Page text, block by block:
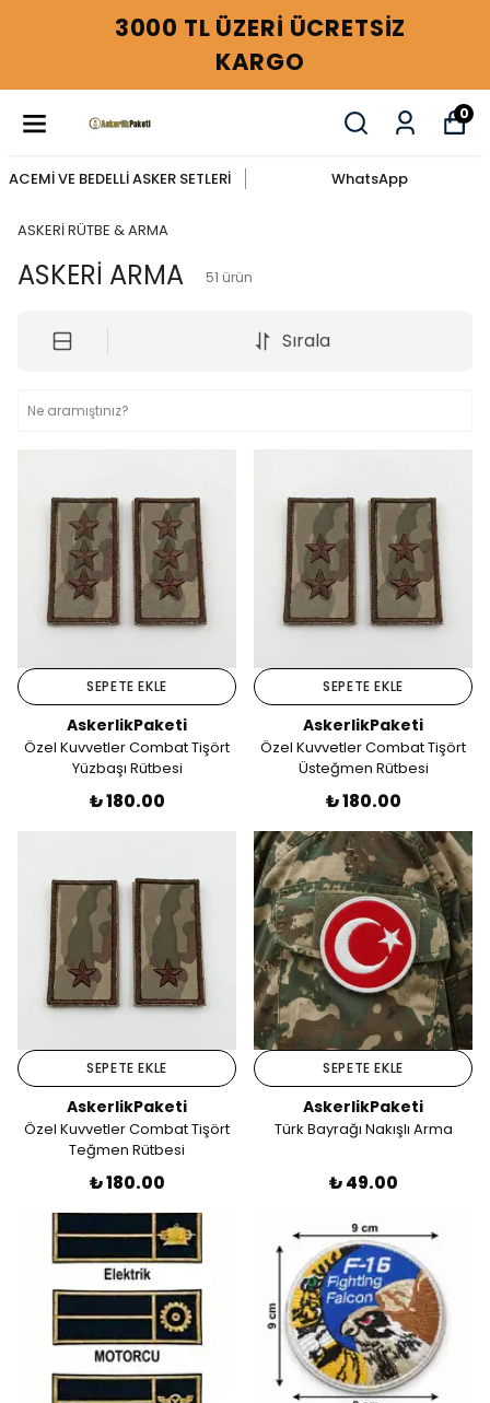
3000 TL ÜZERİ ÜCRETSİZ
KARGO
0
ACEMİ VE BEDELLİ ASKER SETLERİ WhatsApp
ASKERİ RÜTBE & ARMA
ASKERİ ARMA 51 ürün
Sırala
SEPETE EKLE
AskerlikPaketi
Özel Kuvvetler Combat Tişört
Yüzbaşı Rütbesi
₺ 180.00
SEPETE EKLE
AskerlikPaketi
Özel Kuvvetler Combat Tişört
Üsteğmen Rütbesi
₺ 180.00
SEPETE EKLE
AskerlikPaketi
Özel Kuvvetler Combat Tişört
Teğmen Rütbesi
₺ 180.00
SEPETE EKLE
AskerlikPaketi
Türk Bayrağı Nakışlı Arma
₺ 49.00